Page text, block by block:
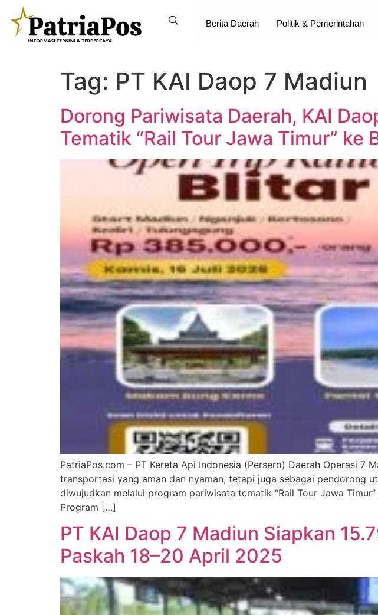
Berita Daerah Politik & Pemerintahan
Tag: PT KAI Daop 7 Madiun
Dorong Pariwisata Daerah, KAI
Tematik “Rail Tour Jawa Timur” ke
PatriaPos.com – PT Kereta Api Indonesia (Persero) Daerah Operasi
transportasi yang aman dan nyaman, tetapi juga sebagai pendorong
diwujudkan melalui program pariwisata tematik “Rail Tour Jawa
Program […]
PT KAI Daop 7 Madiun Siapkan
Paskah 18–20 April 2025